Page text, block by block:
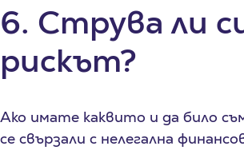
6. Струва ли
рискът?
Ако имате каквито и да било
се свързали с нелегална